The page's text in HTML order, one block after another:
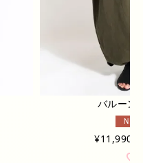
バルーン
NEW
¥11,990